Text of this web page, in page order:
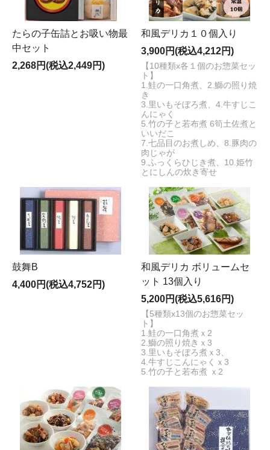
たらの子缶詰とお吸い物最
中セット
2,268円(税込2,449円)
和風デリカ１０個入り
3,900円(税込4,212円)
【10種類x各１個のお惣菜セッ
ト】
1.鮭の一口角煮、2.鰤の照り焼
き
3.里いもそぼろ煮、4.牛すじこ
んにゃく
5.竹の子と若布煮 6筍土佐煮と
いいだこ
7.七品目のお煮しめ、8.豚肉の
肉じゃが
9.ふっくらひじき煮、10.姫竹
とにしんの炊き寄せ
鼓舞B
4,400円(税込4,752円)
和風デリカ ボリュームセ
ット 13個入り
5,200円(税込5,616円)
【5種類x13個のお惣菜セッ
ト】
1.鮭の一口角煮ｘ2
2.鰤の照り焼きｘ3
3.里いもそぼろ煮ｘ3、
4.牛すじこんにゃくｘ3
5.竹の子と若布煮 ｘ2